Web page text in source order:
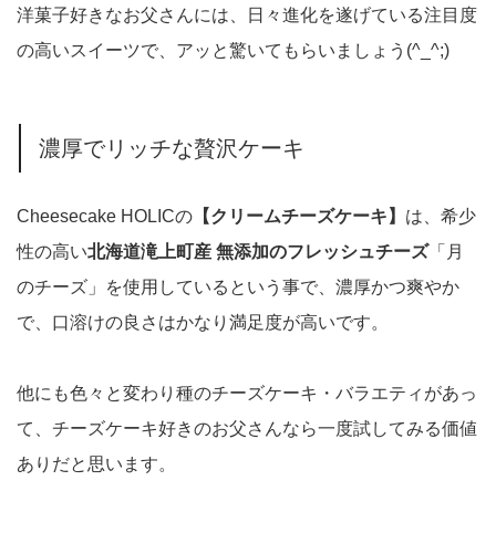
洋菓子好きなお父さんには、日々進化を遂げている注目度
の高いスイーツで、アッと驚いてもらいましょう(^_^;)
濃厚でリッチな贅沢ケーキ
Cheesecake HOLICの 【クリームチーズケーキ】 は、希少
性の高い北海道滝上町産 無添加のフレッシュチーズ「月
のチーズ」を使用しているという事で、濃厚かつ爽やか
で、口溶けの良さはかなり満足度が高いです。
他にも色々と変わり種のチーズケーキ・バラエティがあっ
て、チーズケーキ好きのお父さんなら一度試してみる価値
ありだと思います。